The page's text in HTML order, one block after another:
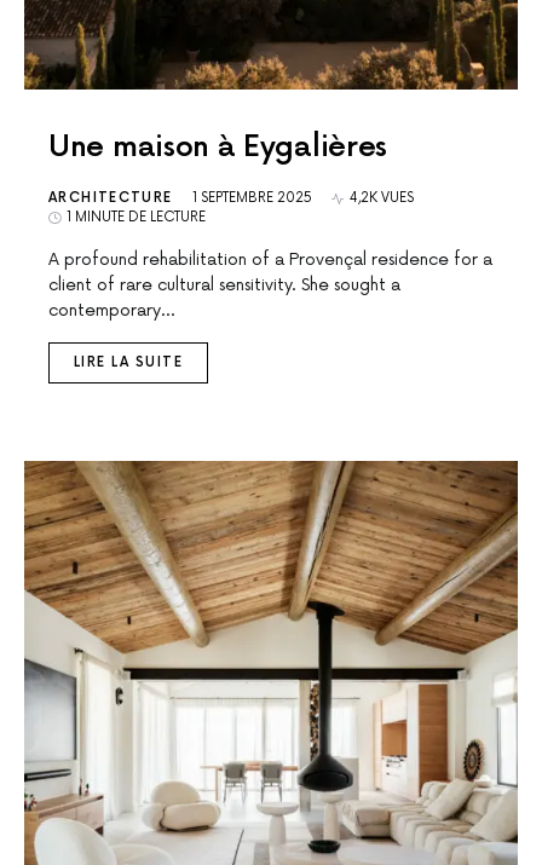
Une maison à Eygalières
ARCHITECTURE 1 SEPTEMBRE 2025
4,2K VUES
1 MINUTE DE LECTURE
A profound rehabilitation of a Provençal residence for a
client of rare cultural sensitivity. She sought a
contemporary…
LIRE LA SUITE